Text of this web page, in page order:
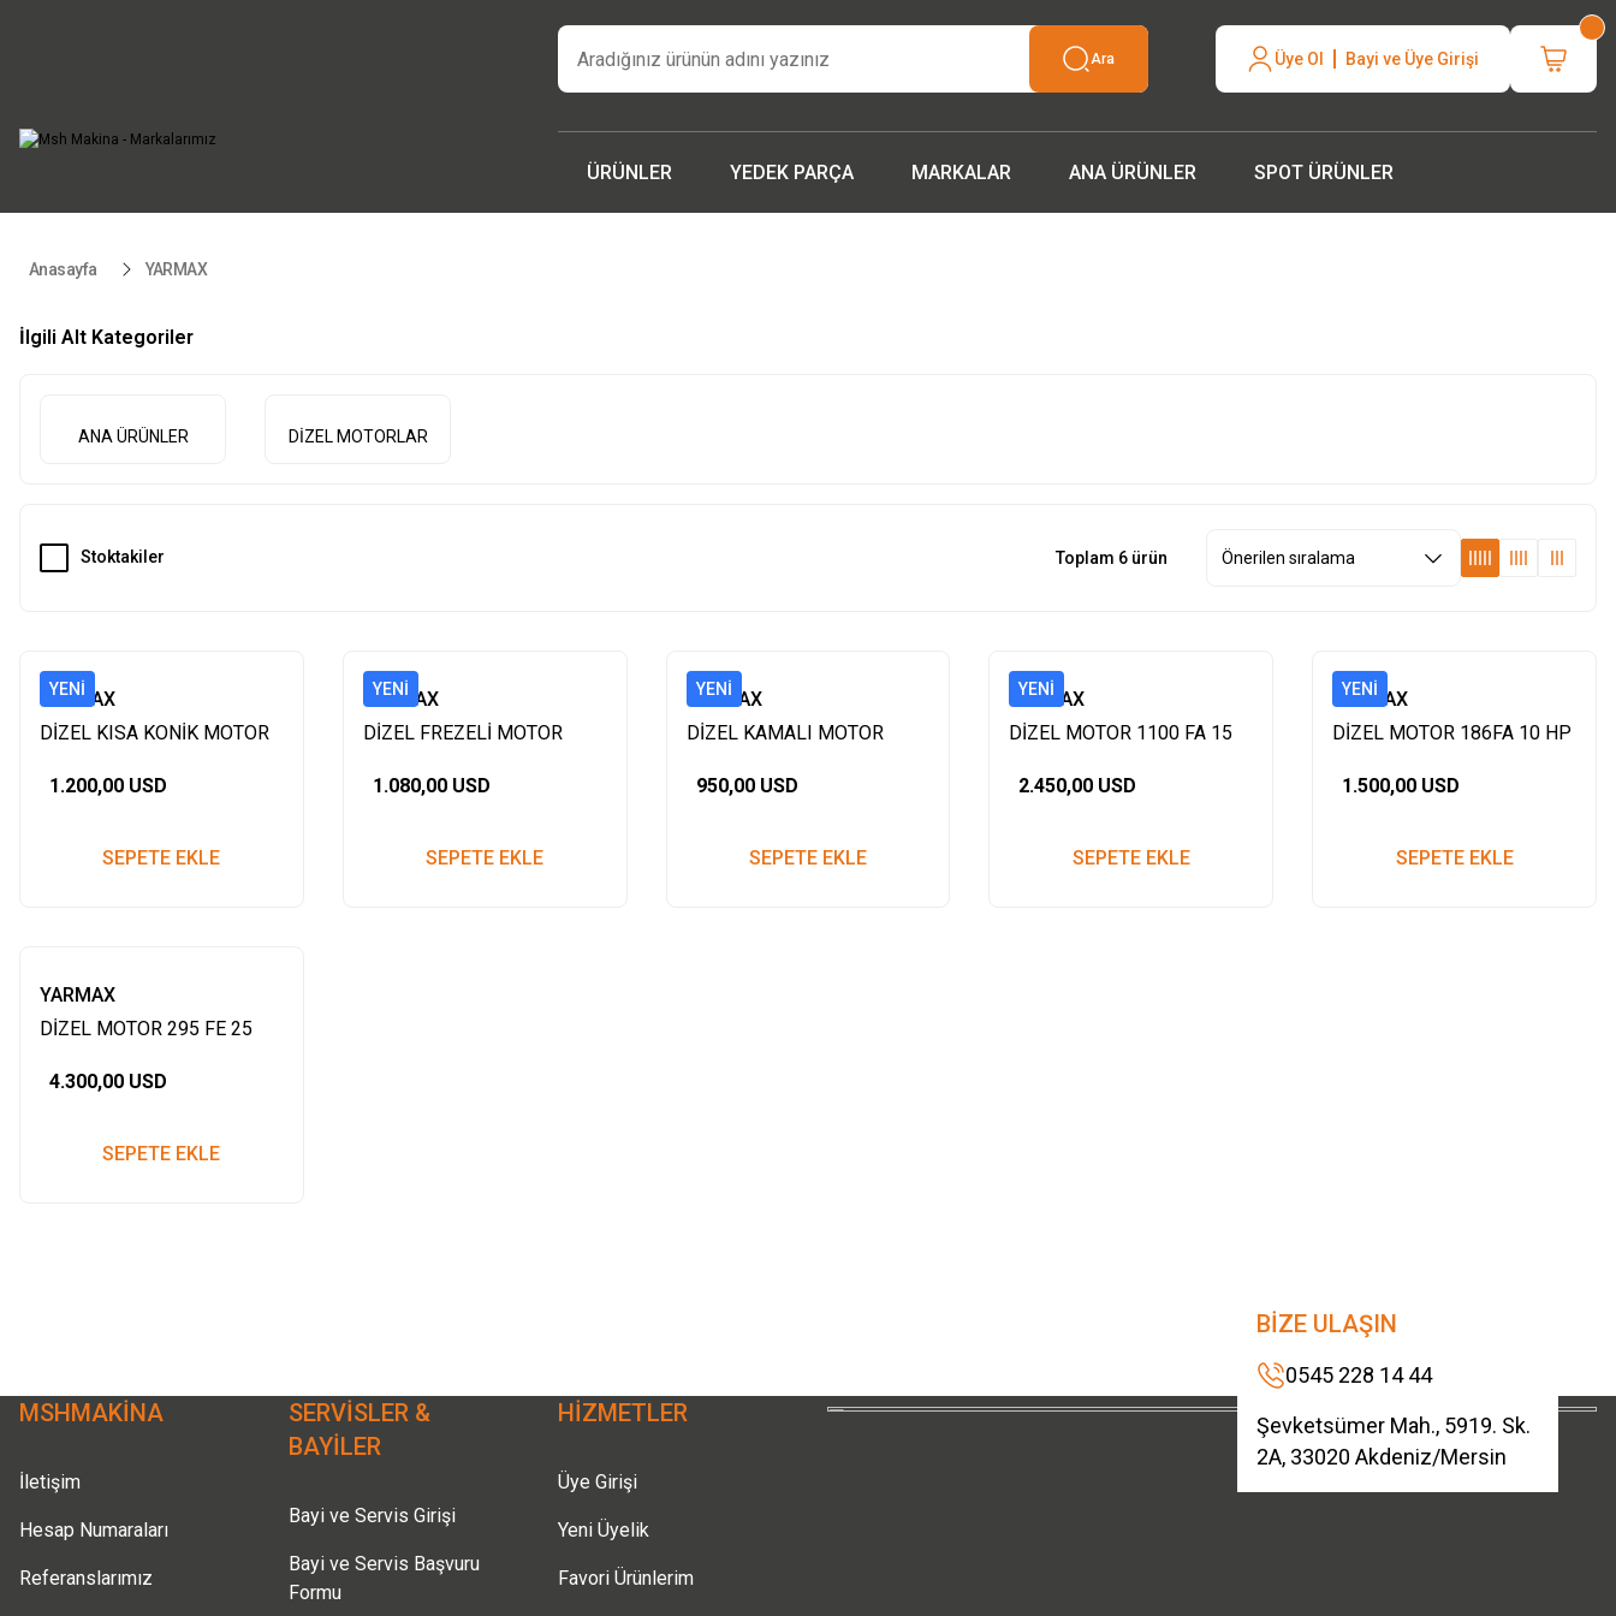
İşcinin nefesi , Makinanın Kuvveti ! MSH MAKİNA
Beygir 3+1 Çapa Makinası ile artık yorulmak yok !
Tüm yedek parçalarda ithalat fiyatları, fırsatlardan yararlanmak için temsilcinizle
Ara Üye Ol Bayi ve Üye Girişi
ÜRÜNLER YEDEK PARÇA MARKALAR ANA ÜRÜNLER SPOT ÜRÜNLER
Anasayfa YARMAX
İlgili Alt Kategoriler
ANA ÜRÜNLER DİZEL MOTORLAR
Stoktakiler Toplam 6 ürün
YENI
YARMAX
DİZEL KISA KONİK MOTOR
1.200,00 USD
SEPETE EKLE
YENI
YARMAX
DİZEL FREZELİ MOTOR
1.080,00 USD
SEPETE EKLE
YENI
YARMAX
DİZEL KAMALI MOTOR
950,00 USD
SEPETE EKLE
YENI
YARMAX
DİZEL MOTOR 1100 FA 15
2.450,00 USD
SEPETE EKLE
YENI
YARMAX
DİZEL MOTOR 186FA 10 HP
1.500,00 USD
SEPETE EKLE
YARMAX
DİZEL MOTOR 295 FE 25
4.300,00 USD
SEPETE EKLE
MSHMAKİNA
İletişim
Hesap Numaraları
Referanslarımız
SERVİSLER &
BAYİLER
Bayi ve Servis Girişi
Bayi ve Servis Başvuru
Formu
HİZMETLER
Üye Girişi
Yeni Üyelik
Favori Ürünlerim
BİZE ULAŞIN
0545 228 14 44
Şevketsümer Mah., 5919. Sk.
2A, 33020 Akdeniz/Mersin